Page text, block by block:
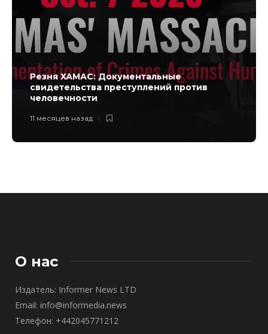
Резня ХАМАС: Документальные
свидетельства преступлений против
человечности
11 месяцев назад
О нас
Издатель: Informer News LTD
Email: info@informedia.news
Телефон: +442045771212